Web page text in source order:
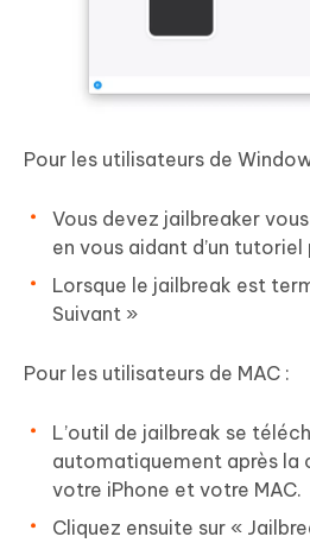
Pour les utilisateurs de
Vous devez jailbreaker
en vous aidant d’un
Lorsque le jailbreak est
Suivant »
Pour les utilisateurs de MAC :
L’outil de jailbreak se
automatiquement après la
votre iPhone et votre MAC.
Cliquez ensuite sur «